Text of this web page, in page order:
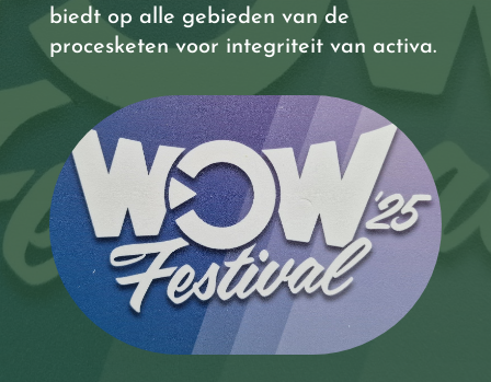
biedt op alle gebieden van de
procesketen voor integriteit van activa.